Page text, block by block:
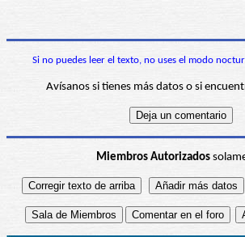
Si no puedes leer el texto, no uses el modo
Avísanos si tienes más datos o si
Miembros Autorizados